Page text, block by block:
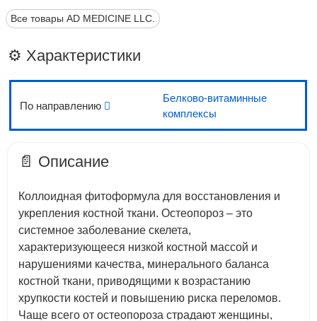
Все товары AD MEDICINE LLC.
⚙️ Характеристики
По направлению
Белково-витаминные
комплексы
📄 Описание
Коллоидная фитоформула для восстановления и
укрепления костной ткани. Остеопороз – это
системное заболевание скелета,
характеризующееся низкой костной массой и
нарушениями качества, минерального баланса
костной ткани, приводящими к возрастанию
хрупкости костей и повышению риска переломов.
Чаще всего от остеопороза страдают женщины,